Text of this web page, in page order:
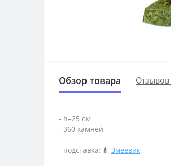
Обзор товара Отзывов
- h=25 см
- 360 камней
- подставка: Змеевик